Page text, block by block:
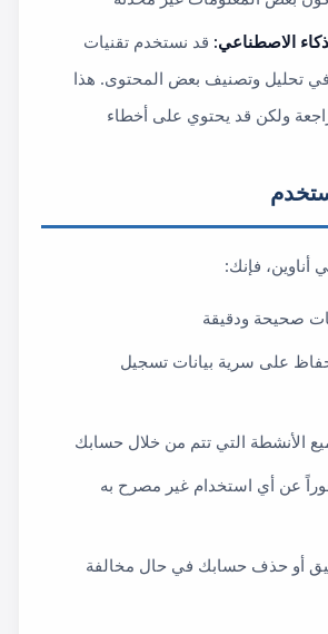
الاصطناعي: قد نستخدم تقنيات
في تحليل وتصنيف بعض المحتوى. هذا
ولكن قد يحتوي على أخطاء
فإنك:
صحيحة ودقيقة
على سرية بيانات تسجيل
الأنشطة التي تتم من خلال حسابك
عن أي استخدام غير مصرح به
أو حذف حسابك في حال مخالفة